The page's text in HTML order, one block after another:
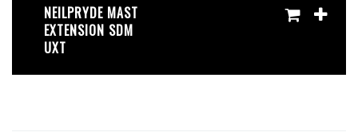
NEILPRYDE MAST
EXTENSION SDM
UXT